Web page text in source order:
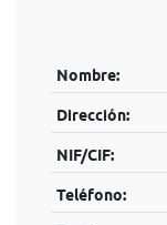
Nombre:
Dirección:
NIF/CIF:
Teléfono: